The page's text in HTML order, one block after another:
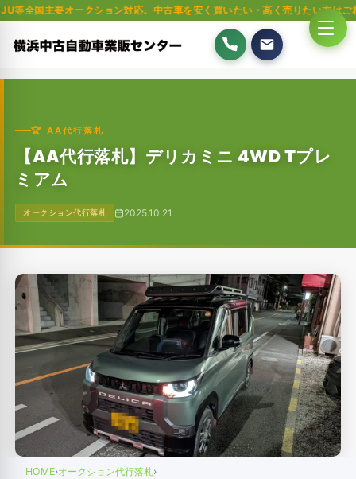
クション対応。中古車を安く買いたい・高く売りたい方はご相談ください
🏆 AA代行落札
【AA代行落札】デリカミニ 4WD Tプレ
ミアム
オークション代行落札 2025.10.21
HOME›オークション代行落札›